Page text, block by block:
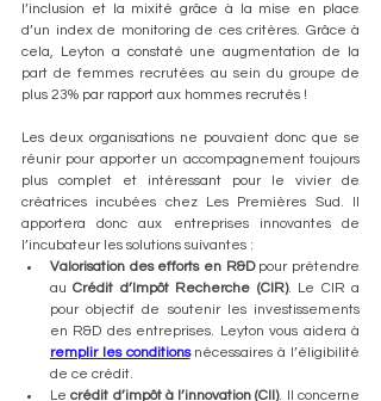
l’inclusion et la mixité grâce à la mise en place
d’un index de monitoring de ces critères. Grâce à
cela, Leyton a constaté une augmentation de la
part de femmes recrutées au sein du groupe de
plus 23% par rapport aux hommes recrutés !
Les deux organisations ne pouvaient donc que se
réunir pour apporter un accompagnement toujours
plus complet et intéressant pour le vivier de
créatrices incubées chez Les Premières Sud. Il
apportera donc aux entreprises innovantes de
l’incubateur les solutions suivantes :
Valorisation des efforts en R&D pour prétendre
au Crédit d’Impôt Recherche (CIR). Le CIR a
pour objectif de soutenir les investissements
remplir les conditions nécessaires à l’éligibilité
de ce crédit.
Le crédit d’impôt à l’innovation (CII). Il concerne